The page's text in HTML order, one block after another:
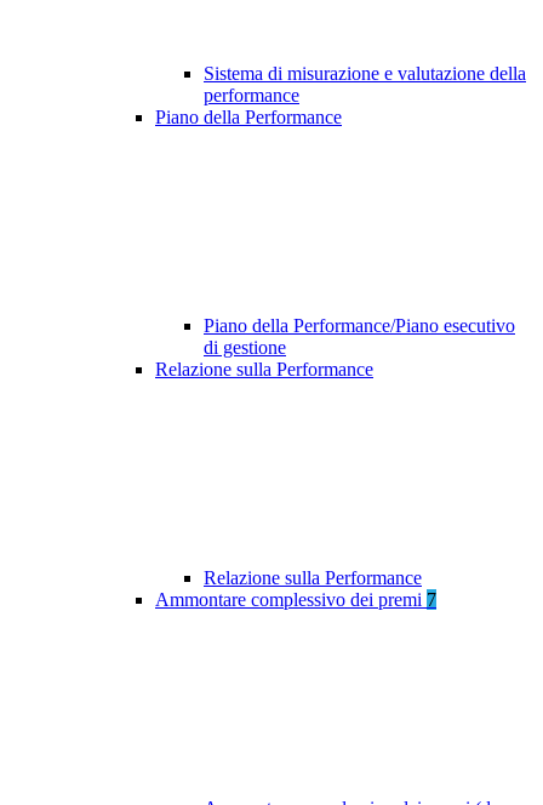
Sistema di misurazione e valutazione della
performance
Piano della Performance
Piano della Performance/Piano esecutivo
di gestione
Relazione sulla Performance
Relazione sulla Performance
Ammontare complessivo dei premi 7